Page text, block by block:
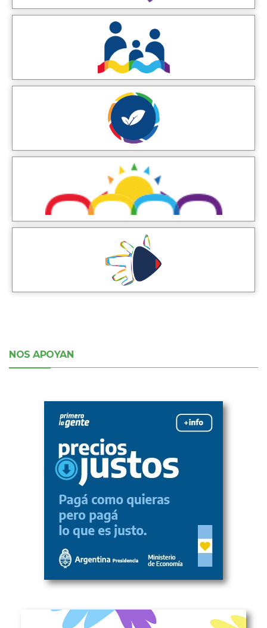
NOS APOYAN